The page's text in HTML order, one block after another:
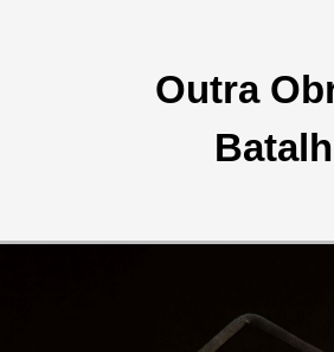
Outra